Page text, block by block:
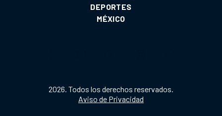
DEPORTES
MÉXICO
2026. Todos los derechos reservados.
Aviso de Privacidad